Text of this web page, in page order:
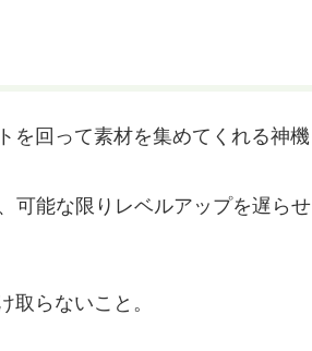
を回って素材を集めてくれる神機
可能な限りレベルアップを遅らせ
取らないこと。